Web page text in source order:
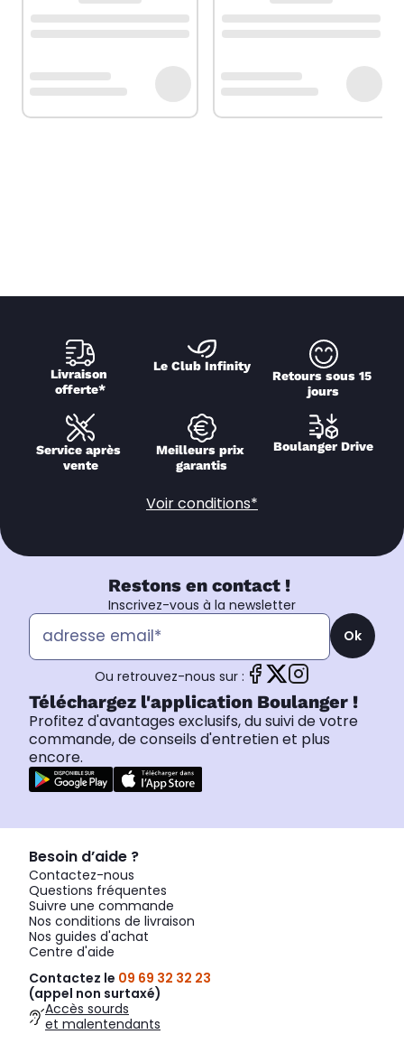
Livraison
offerte*
Le Club Infinity
Retours sous 15
jours
Service après
vente
Meilleurs prix
garantis
Boulanger Drive
Voir conditions*
Restons en contact !
Inscrivez-vous à la newsletter
Ok
Ou retrouvez-nous sur :
Téléchargez l'application Boulanger !
Profitez d'avantages exclusifs, du suivi de votre
commande, de conseils d'entretien et plus
encore.
Besoin d’aide ?
Contactez-nous
Questions fréquentes
Suivre une commande
Nos conditions de livraison
Nos guides d'achat
Centre d'aide
Contactez le 09 69 32 32 23
(appel non surtaxé)
Accès sourds
et malentendants